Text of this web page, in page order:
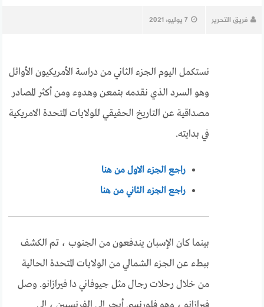
فريق التحرير 7 يوليو، 2021
نستكمل اليوم الجزء الثاني من دراسة الأمريكيون الأوائل
وهو السرد الذي نقدمه بتمعن وهدوء ومن أكثر المصادر
مصداقية عن التاريخ الحقيقي للولايات المتحدة الامريكية
في بدايته.
راجع الجزء الاول من هنا
راجع الجزء الثاني من هنا
بينما كان الإسبان يندفعون من الجنوب ، تم الكشف
ببطء عن الجزء الشمالي من الولايات المتحدة الحالية
من خلال رحلات رجال مثل جيوفاني دا فيرازانو. وصل